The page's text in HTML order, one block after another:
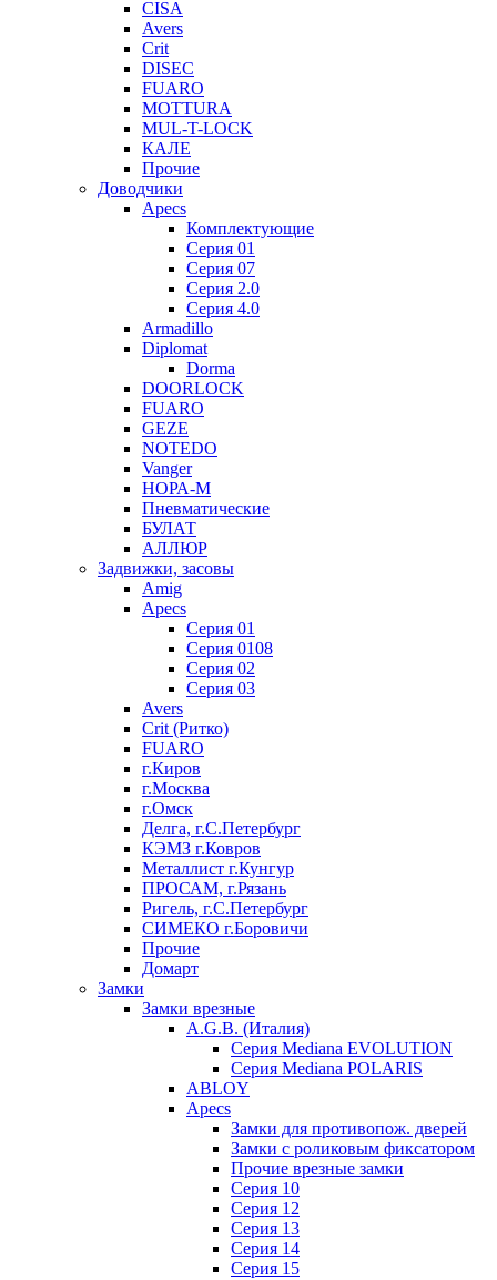
CISA
Avers
Crit
DISEC
FUARO
MOTTURA
MUL-T-LOCK
КАЛЕ
Прочие
Доводчики
Apecs
Комплектующие
Серия 01
Серия 07
Серия 2.0
Серия 4.0
Armadillo
Diplomat
Dorma
DOORLOCK
FUARO
GEZE
NOTEDO
Vanger
НОРА-М
Пневматические
БУЛАТ
АЛЛЮР
Задвижки, засовы
Amig
Apecs
Серия 01
Серия 0108
Серия 02
Серия 03
Avers
Crit (Ритко)
FUARO
г.Киров
г.Москва
г.Омск
Делга, г.С.Петербург
КЭМЗ г.Ковров
Металлист г.Кунгур
ПРОСАМ, г.Рязань
Ригель, г.С.Петербург
СИМЕКО г.Боровичи
Прочие
Домарт
Замки
Замки врезные
A.G.B. (Италия)
Серия Mediana EVOLUTION
Серия Mediana POLARIS
ABLOY
Apecs
Замки для противопож. дверей
Замки с роликовым фиксатором
Прочие врезные замки
Серия 10
Серия 12
Серия 13
Серия 14
Серия 15